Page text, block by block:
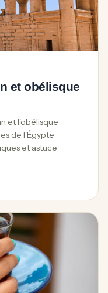
et obélisque
et l'obélisque
de l'Égypte
et astuce